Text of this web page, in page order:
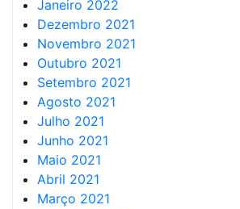
Janeiro 2022
Dezembro 2021
Novembro 2021
Outubro 2021
Setembro 2021
Agosto 2021
Julho 2021
Junho 2021
Maio 2021
Abril 2021
Março 2021